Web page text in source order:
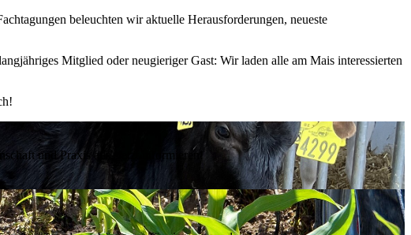
beleuchten wir aktuelle Herausforderungen, neueste
Mitglied oder neugieriger Gast: Wir laden alle am Mais interessierten
und Praxis aus. Jetzt informieren!